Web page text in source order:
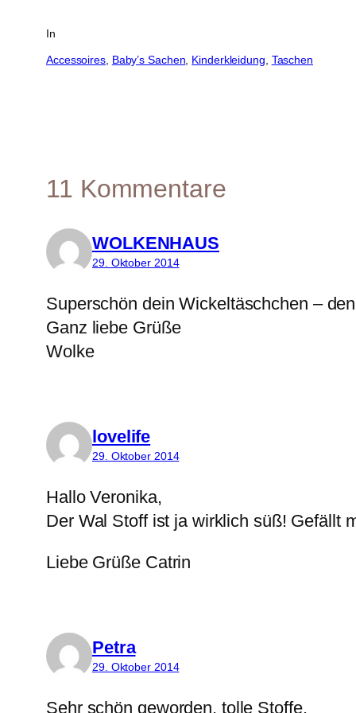
In
Accessoires, Baby’s Sachen Kinderkleidung Taschen
11 Kommentare
WOLKENHAUS
29. Oktober 2014
Superschön dein Wickeltäschchen –
Ganz liebe Grüße
Wolke
lovelife
29. Oktober 2014
Hallo Veronika,
Der Wal Stoff ist ja wirklich süß! Gefällt
Liebe Grüße Catrin
Petra
29. Oktober 2014
Sehr schön geworden, tolle Stoffe.